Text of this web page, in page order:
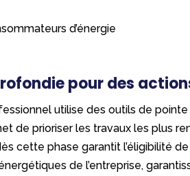
d’énergie
pour des
utilise des outils de
de prioriser les travaux les plus
cette phase garantit l’éligibilité
de l’entreprise,